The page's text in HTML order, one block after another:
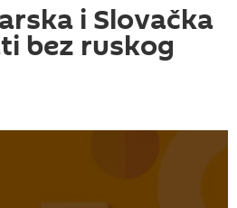
i Slovačka
bez ruskog